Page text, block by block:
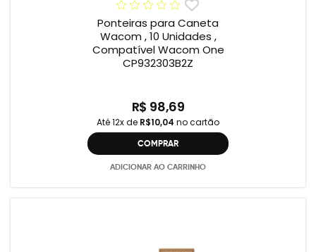
Ponteiras para Caneta
Wacom , 10 Unidades ,
Compatível Wacom One
CP932303B2Z
R$ 98,69
Até 12x de R$10,04 no cartão
COMPRAR
ADICIONAR AO CARRINHO